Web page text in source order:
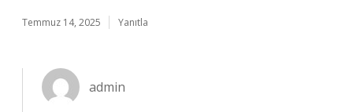
Temmuz 14, 2025 Yanıtla
admin